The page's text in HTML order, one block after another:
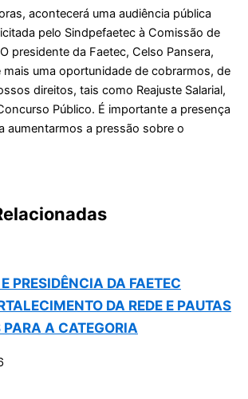
acontecerá uma audiência pública
pelo Sindpefaetec à Comissão de
presidente da Faetec, Celso Pansera,
mais uma oportunidade de cobrarmos, de
direitos, tais como Reajuste Salarial,
Público. É importante a presença
aumentarmos a pressão sobre o
PRESIDÊNCIA DA FAETEC
DA REDE E PAUTAS
PARA A CATEGORIA